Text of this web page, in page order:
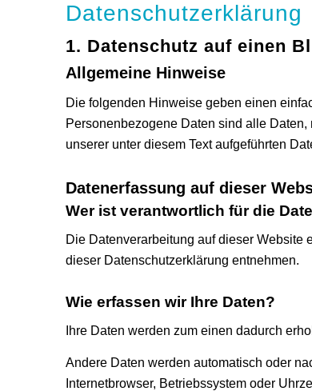
Datenschutz­erklärung
1. Datenschutz auf einen
Allgemeine Hinweise
Die folgenden Hinweise geben einen
Personenbezogene Daten sind alle
unserer unter diesem Text aufgeführten
Datenerfassung auf dieser
Wer ist verantwortlich für die
Die Datenverarbeitung auf dieser Website
dieser Datenschutzerklärung entnehmen.
Wie erfassen wir Ihre Daten?
Ihre Daten werden zum einen dadurch
Andere Daten werden automatisch oder
Internetbrowser, Betriebssystem oder